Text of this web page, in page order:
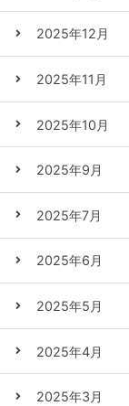
2025年12月
2025年11月
2025年10月
2025年9月
2025年7月
2025年6月
2025年5月
2025年4月
2025年3月